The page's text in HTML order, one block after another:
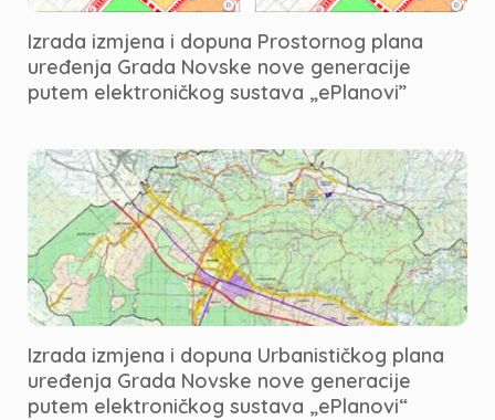
Izrada izmjena i dopuna Prostornog plana
uređenja Grada Novske nove generacije
putem elektroničkog sustava „ePlanovi”
Izrada izmjena i dopuna Urbanističkog plana
uređenja Grada Novske nove generacije
putem elektroničkog sustava „ePlanovi“